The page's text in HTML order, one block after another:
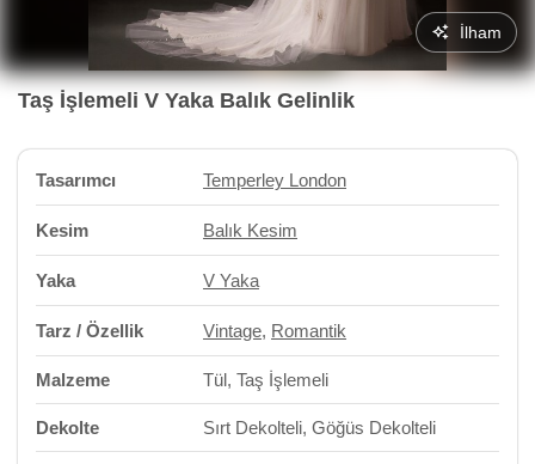
İlham
Taş İşlemeli V Yaka Balık Gelinlik
Tasarımcı Temperley London
Kesim Balık Kesim
Yaka V Yaka
Tarz / Özellik Vintage, Romantik
Malzeme Tül, Taş İşlemeli
Dekolte Sırt Dekolteli, Göğüs Dekolteli